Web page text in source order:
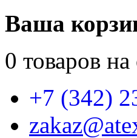
Ваша
0 товаров
+7 (342)